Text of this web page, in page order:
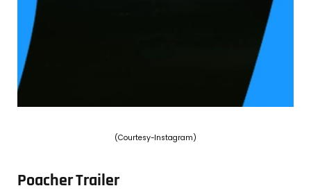
(Courtesy-Instagram)
Poacher Trailer